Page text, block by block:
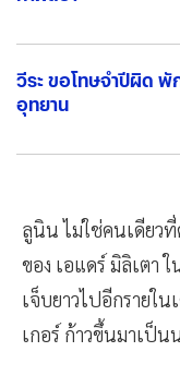
วีระ ขอโทษจำปีผิด
อุทยาน
ลูนิน ไม่ใช่คนเดียวที่
ของ เอแดร์ มิลิเตา
เจ็บยาวไปอีกรายใ
เกอร์ ก้าวขึ้นมาเป็